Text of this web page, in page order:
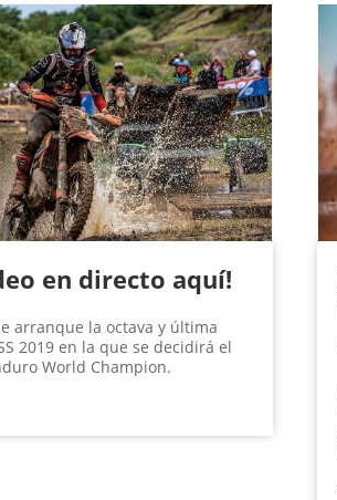
en directo aquí!
arranque la octava y última
2019 en la que se decidirá el
World Champion.